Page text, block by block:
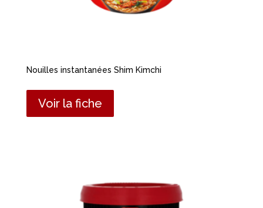
Nouilles instantanées Shim Kimchi
Voir la fiche